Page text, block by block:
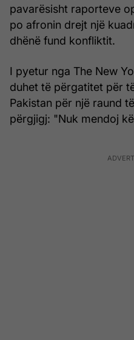
pavarësisht raporteve
po afronin drejt një
dhënë fund konfliktit.
I pyetur nga The New
duhet të përgatitet për
Pakistan për një raund
përgjigj: "Nuk mendoj